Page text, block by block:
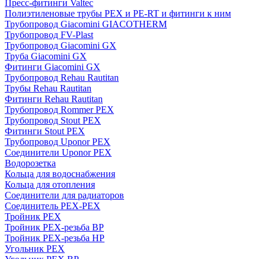
Пресс-фитинги Valtec
Полиэтиленовые трубы PEX и PE-RT и фитинги к ним
Трубопровод Giacomini GIACOTHERM
Трубопровод FV-Plast
Трубопровод Giacomini GX
Труба Giacomini GX
Фитинги Giacomini GX
Трубопровод Rehau Rautitan
Трубы Rehau Rautitan
Фитинги Rehau Rautitan
Трубопровод Rommer PEX
Трубопровод Stout PEX
Фитинги Stout PEX
Трубопровод Uponor PEX
Соединители Uponor PEX
Водорозетка
Кольца для водоснабжения
Кольца для отопления
Соединители для радиаторов
Соединитель PEX-PEX
Тройник PEX
Тройник PEX-резьба ВР
Тройник PEX-резьба НР
Угольник PEX